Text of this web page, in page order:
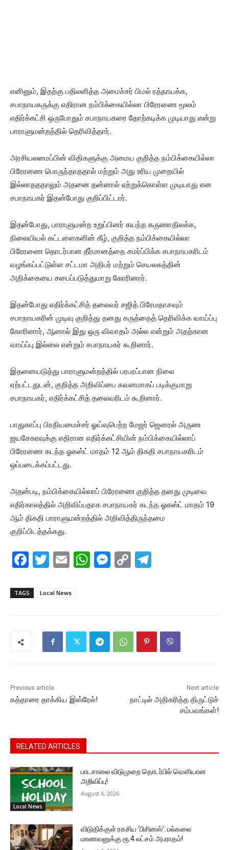
எனினும், இதற்கு பதிலளித்த அமைச்சர் பிமல் ரத்நாயக்க,
சபாநாயகருக்கு எதிரான நம்பிக்கையில்லா பிரேரணை மூலம்
எதிர்க்கட்சி ஒருபோதும் சபாநாயகரை தோற்கடிக்க முடியாது என்று
பாராளுமன்றத்தில் தெரிவித்தார்.
அரசியலமைப்பின் விதிகளுக்கு அமைய குறித்த நம்பிக்கையில்லா
பிரேரணை பொருந்தாததால் மற்றும் அது உரிய முறையில்
இல்லாதததாலும் அதனை தன்னால் ஏற்றுக்கொள்ள முடியாது என
சபாநாயகர் இதன்போது குறிப்பிட்டார்.
இதன்போது, ​​பாராளுமன்ற உறுப்பினர் கயந்த கருணாதிலக்க,
நிலையியல் கட்டளைகளின் கீழ், குறித்த நம்பிக்கையில்லா
பிரேரணை தொடர்பான தீர்மானத்தை சமர்ப்பிக்க சபாநாயகரிடம்
வழங்கப்பட்டுள்ள சட்டமா அதிபர் மற்றும் செயலகத்தின்
அறிக்கையை சபைப்படுத்துமாறு கோரினார்.
இதன்போது எதிர்க்கட்சித் தலைவர் சஜித் பிரேமதாசவும்
சபாநாயகரின் முடிவு குறித்து தனது கருத்தைத் தெரிவிக்க வாய்ப்பு
கோரினார், ஆனால் இது ஒரு விவாதம் அல்ல என்றும் அதற்கான
வாய்ப்பு இல்லை என்றும் சபாநாயகர் கூறினார்.
இதனையடுத்து பாராளுமன்றத்தில் பரபரப்பான நிலை
ஏற்பட்டதுடன், குறித்த அறிவிப்பை கவனமாகப் படிக்குமாறு
சபாநாயகர், எதிர்க்கட்சித் தலைவரிடம் கூறினார்.
பாதுகாப்பு பிரதியமைச்சர் ஓய்வுபெற்ற மேஜர் ஜெனரல் அருண
ஜயசேகரவுக்கு எதிரான எதிர்க்கட்சியின் நம்பிக்கையில்லாப்
பிரேரணை கடந்த ஓகஸ்ட் மாதம் 12 ஆம் திகதி சபாநாயகரிடம்
ஒப்படைக்கப்பட்டது.
அதன்படி, நம்பிக்கையில்லாப் பிரேரணை குறித்த தனது முடிவை
எதிர்காலத்தில் அறிவிப்பதாக சபாநாயகர் கடந்த ஓகஸ்ட் மாதம் 19
ஆம் திகதி பாராளுமன்றத்தில் அறிவித்திருந்தமை
குறிப்பிடத்தக்கது.
F
c
T
itt
E
ai
W
p
p
M
n
g
C
k
TAGS Local News
Previous article
கத்தாரை தாக்கிய இஸ்ரேல்!
Next article
நாட்டில் அதிகரித்த திருட்டுச்
சம்பவங்கள்!
RELATED ARTICLES
Local News
பாடசாலை விடுமுறை தொடர்பில் வௌியான
அறிவிப்பு!
August 6, 2026
விடுதிக்குள் ரகசிய ‘பிசினஸ்’: பல்கலை
மாணவனுக்கு ரூ.4 லட்சம் அபராதம்!